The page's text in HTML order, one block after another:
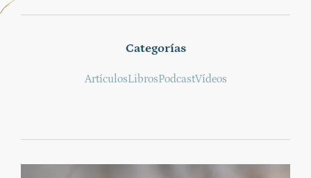
Categorías
ArtículosLibrosPodcastVídeos